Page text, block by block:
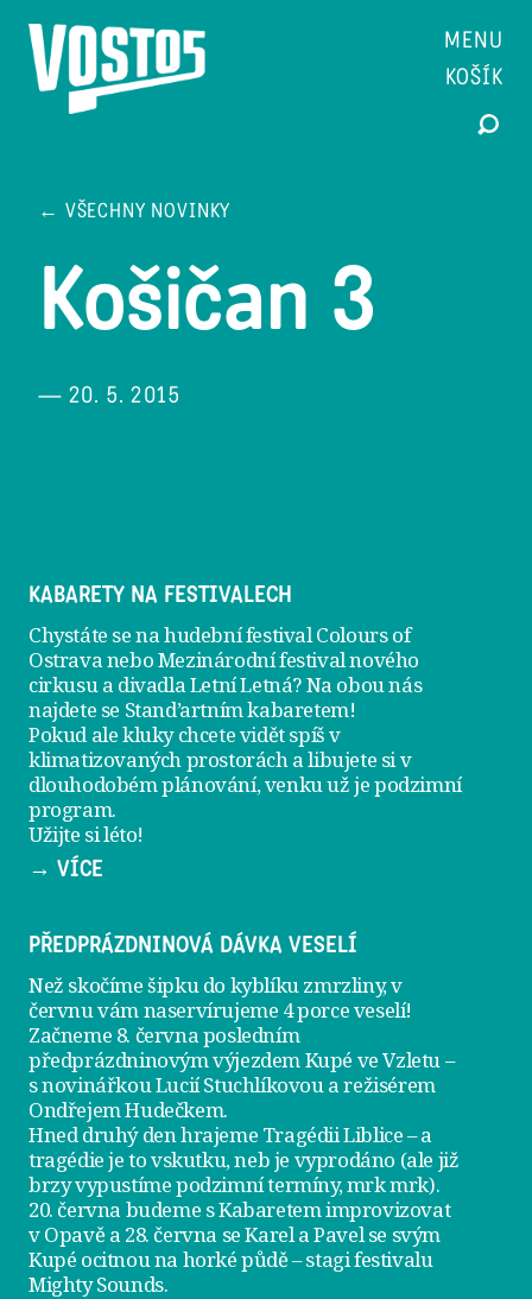
MENU
KOŠÍK
← VŠECHNY NOVINKY
Košičan 3
— 20. 5. 2015
KABARETY NA FESTIVALECH
Chystáte se na hudební festival Colours of
Ostrava nebo Mezinárodní festival nového
cirkusu a divadla Letní Letná? Na obou nás
najdete se Stand’artním kabaretem!
Pokud ale kluky chcete vidět spíš v
klimatizovaných prostorách a libujete si v
dlouhodobém plánování, venku už jepodzimní
program.
Užijte si léto!
→ VÍCE
PŘEDPRÁZDNINOVÁ DÁVKA VESELÍ
Než skočíme šipku do kyblíku zmrzliny, v
červnu vám naservírujeme 4 porce veselí!
Začneme 8. června posledním
předprázdninovým výjezdemKupé ve Vzletu–
s novinářkou Lucií Stuchlíkovou a režisérem
Ondřejem Hudečkem.
Hned druhý den hrajeme Tragédii Liblice– a
tragédie je to vskutku, neb je vyprodáno (ale již
brzy vypustíme podzimní termíny, mrk mrk).
20. června budeme s Kabaretem improvizovat
v Opavě a 28. června se Karel a Pavel se svým
Kupé ocitnou na horké půdě – stagi festivalu
Mighty Sounds.